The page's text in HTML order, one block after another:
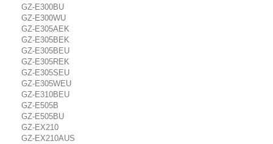
GZ-E300BU
GZ-E300WU
GZ-E305AEK
GZ-E305BEK
GZ-E305BEU
GZ-E305REK
GZ-E305SEU
GZ-E305WEU
GZ-E310BEU
GZ-E505B
GZ-E505BU
GZ-EX210
GZ-EX210AUS